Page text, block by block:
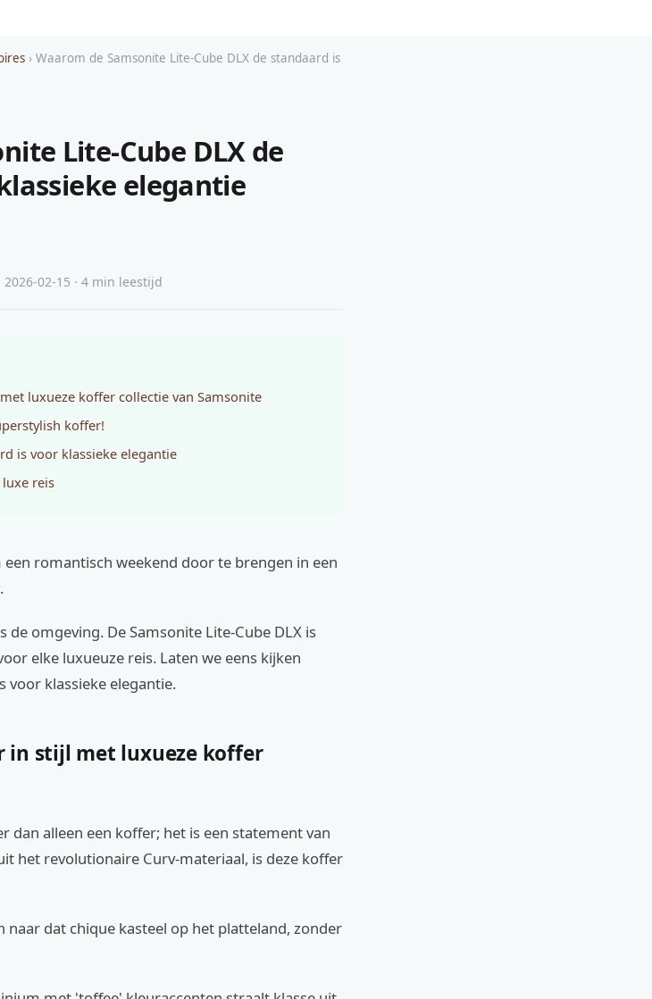
› Waarom de Samsonite Lite-Cube DLX de standaard is
Lite-Cube DLX de
elegantie
02-15 · 4 min leestijd
luxueze koffer collectie van Samsonite
koffer!
is voor klassieke elegantie
reis
romantisch weekend door te brengen in een
de omgeving. De Samsonite Lite-Cube DLX is
elke luxueuze reis. Laten we eens kijken
voor klassieke elegantie.
in stijl met luxueze koffer
dan alleen een koffer; het is een statement van
het revolutionaire Curv-materiaal, is deze koffer
naar dat chique kasteel op het platteland, zonder